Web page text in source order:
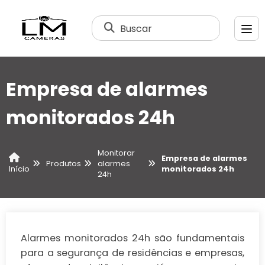
Buscar
Empresa de alarmes
monitorados 24h
Início
Produtos
Monitorar
alarmes
24h
Empresa de alarmes
monitorados 24h
Alarmes monitorados 24h são fundamentais
para a segurança de residências e empresas,